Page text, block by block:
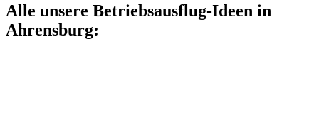
Alle unsere Betriebsausflug-Ideen in
Ahrensburg: